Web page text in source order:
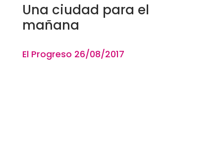
Una ciudad para el
mañana
El Progreso 26/08/2017